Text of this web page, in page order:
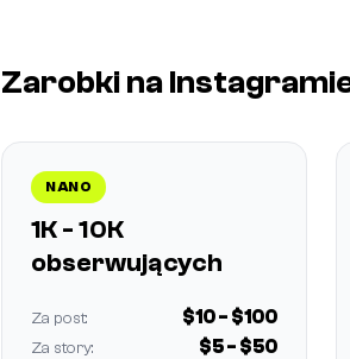
Zarobki na
NANO
1K - 10K
obserwujących
Za post: $10 - $100
Za story: $5 - $50